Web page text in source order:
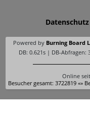
Datenschutz
Powered by Burning Board
DB: 0.621s | DB-Abfragen:
Online
Besucher gesamt: 3722819 «»